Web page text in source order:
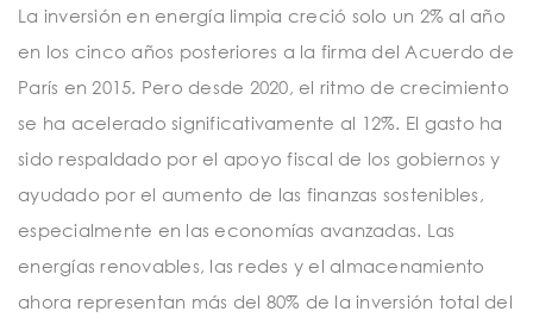
La inversión en energía limpia creció solo un 2% al año
en los cinco años posteriores a la firma del Acuerdo de
París en 2015. Pero desde 2020, el ritmo de crecimiento
se ha acelerado significativamente al 12%. El gasto ha
sido respaldado por el apoyo fiscal de los gobiernos y
ayudado por el aumento de las finanzas sostenibles,
especialmente en las economías avanzadas. Las
energías renovables, las redes y el almacenamiento
ahora representan más del 80% de la inversión total del